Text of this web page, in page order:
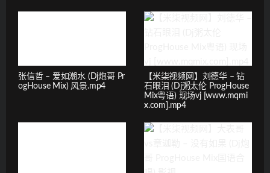
张信哲 – 爱如潮水 (Dj炮哥 Pr
ogHouse Mix) 风景.mp4
【米柒视频网】刘德华 – 钻
石眼泪 (Dj粥太伦 ProgHouse
Mix粤语) 现场vj [www.mqmi
x.com].mp4